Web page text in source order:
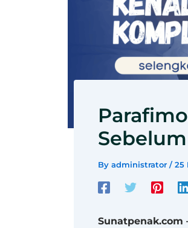
By administrator /25
Sunatpenak.com